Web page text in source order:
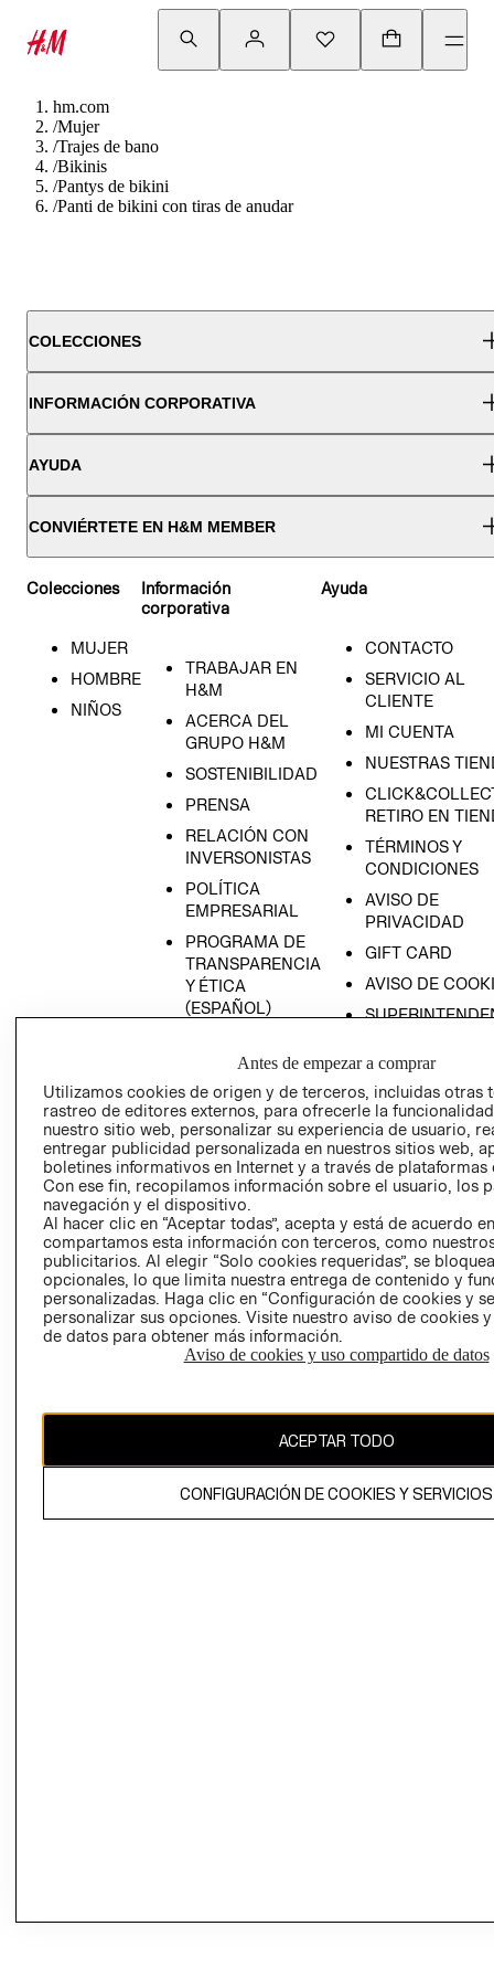
hm.com
/Mujer
/Trajes de bano
/Bikinis
/Pantys de bikini
/Panti de bikini con tiras de anudar
COLECCIONES
INFORMACIÓN CORPORATIVA
AYUDA
CONVIÉRTETE EN H&M MEMBER
Colecciones
MUJER
HOMBRE
NIÑOS
Información
corporativa
TRABAJAR EN
H&M
ACERCA DEL
GRUPO H&M
SOSTENIBILIDAD
PRENSA
RELACIÓN CON
INVERSONISTAS
POLÍTICA
EMPRESARIAL
PROGRAMA DE
TRANSPARENCIA
Y ÉTICA
(ESPAÑOL)
TRANSPARENCIA
Y ÉTICA (INGLÉS)
Ayuda
CONTACTO
SERVICIO AL
CLIENTE
MI CUENTA
NUESTRAS
RETIRO EN
TÉRMINOS Y
CONDICIONES
AVISO DE
PRIVACIDAD
GIFT CARD
AVISO DE
COMERCIO - SIC
PETICIONES
QUEJAS Y
RECLAMOS
Colombia ($)
CAMBIAR REGIÓN
propiedad de H&M Hennes & Mauritz AB.
Antes de empezar a comprar
Utilizamos cookies de origen y de terceros, incluidas otras
rastreo de editores externos, para ofrecerle la
nuestro sitio web, personalizar su experiencia de usuario,
entregar publicidad personalizada en nuestros sitios web,
boletines informativos en Internet y a través de plataformas
Con ese fin, recopilamos información sobre el usuario, los
navegación y el dispositivo.
Al hacer clic en “Aceptar todas”, acepta y está de acuerdo
compartamos esta información con terceros, como
publicitarios. Al elegir “Solo cookies requeridas”, se
opcionales, lo que limita nuestra entrega de contenido y
personalizadas. Haga clic en “Configuración de cookies y
personalizar sus opciones. Visite nuestro aviso de cookies
de datos para obtener más información.
Aviso de cookies y uso compartido de datos
ACEPTAR TODO
CONFIGURACIÓN DE COOKIES Y SERVICIOS